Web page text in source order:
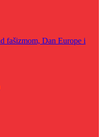
fašizmom, Dan Europe i